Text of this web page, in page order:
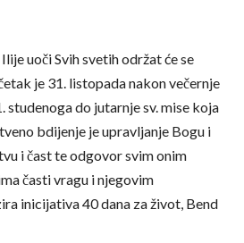
uoči Svih svetih održat će se
je 31. listopada nakon večernje
studenoga do jutarnje sv. mise koja
bdijenje je upravljanje Bogu i
i čast te odgovor svim onim
časti vragu i njegovim
inicijativa 40 dana za život, Bend